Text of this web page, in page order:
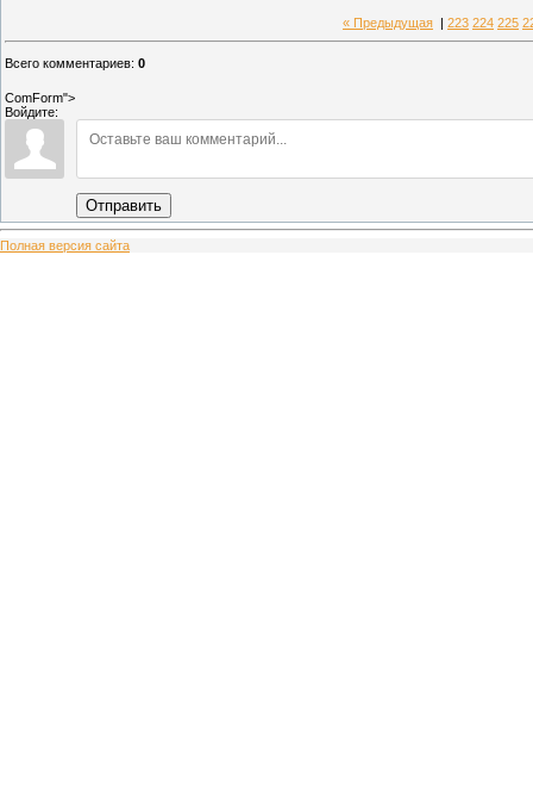
« Предыдущая 223 224 225
Всего комментариев: 0
ComForm">
Войдите:
Отправить
Полная версия сайта